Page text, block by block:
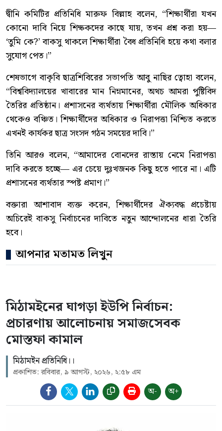
দ্বীনি কমিটির প্রতিনিধি মারুফ বিল্লাহ বলেন, “শিক্ষার্থীরা যখন
কোনো দাবি নিয়ে শিক্ষকদের কাছে যায়, তখন প্রশ্ন করা হয়—
‘তুমি কে?’ বাকসু থাকলে শিক্ষার্থীরা বৈধ প্রতিনিধি হয়ে কথা বলার
সুযোগ পেত।”
শেষভাগে বাকৃবি ছাত্রশিবিরের সভাপতি আবু নাছির ত্বোহা বলেন,
“বিশ্ববিদ্যালয়ের খাবারের মান নিম্নমানের, অথচ আমরা পুষ্টিবিদ
তৈরির প্রতিষ্ঠান। প্রশাসনের ব্যর্থতায় শিক্ষার্থীরা মৌলিক অধিকার
থেকেও বঞ্চিত। শিক্ষার্থীদের অধিকার ও নিরাপত্তা নিশ্চিত করতে
এখনই কার্যকর ছাত্র সংসদ গঠন সময়ের দাবি।”
তিনি আরও বলেন, “আমাদের বোনদের রাস্তায় নেমে নিরাপত্তা
দাবি করতে হচ্ছে— এর চেয়ে দুঃখজনক কিছু হতে পারে না। এটি
প্রশাসনের ব্যর্থতার স্পষ্ট প্রমাণ।”
বক্তারা আশাবাদ ব্যক্ত করেন, শিক্ষার্থীদের ঐক্যবদ্ধ প্রচেষ্টায়
অচিরেই বাকসু নির্বাচনের দাবিতে নতুন আন্দোলনের ধারা তৈরি
হবে।
আপনার মতামত লিখুন
মিঠামইনের ঘাগড়া ইউপি নির্বাচন:
প্রচারণায় আলোচনায় সমাজসেবক
মোস্তফা কামাল
মিঠামইন প্রতিনিধি।।
প্রকাশিত: রবিবার, ৯ আগস্ট, ২০২৬, ২:৫৮ এম
অ- অ+